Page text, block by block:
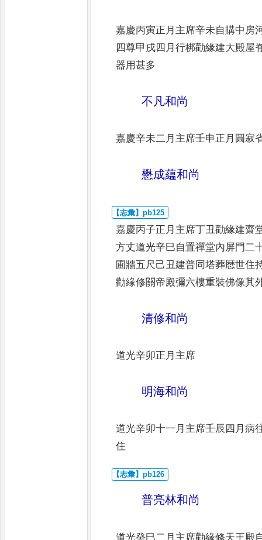
嘉慶丙寅正月主席辛未自購中房
四尊甲戌四月行梆勸緣建大殿屋
器用甚多
不凡和尚
嘉慶辛未二月主席壬申正月圓寂
懋成藴和尚
嘉慶丙子正月主席丁丑勸緣建齋
方丈道光辛巳自置禪堂內屏門二
圃牆五尺己丑建普同塔葬厯世住
勸緣修關帝殿彌六樓重裝佛像其
清修和尚
道光辛卯正月主席
明海和尚
道光辛卯十一月主席壬辰四月病
住
普亮林和尚
道光癸巳二月主席勸緣修天王殿